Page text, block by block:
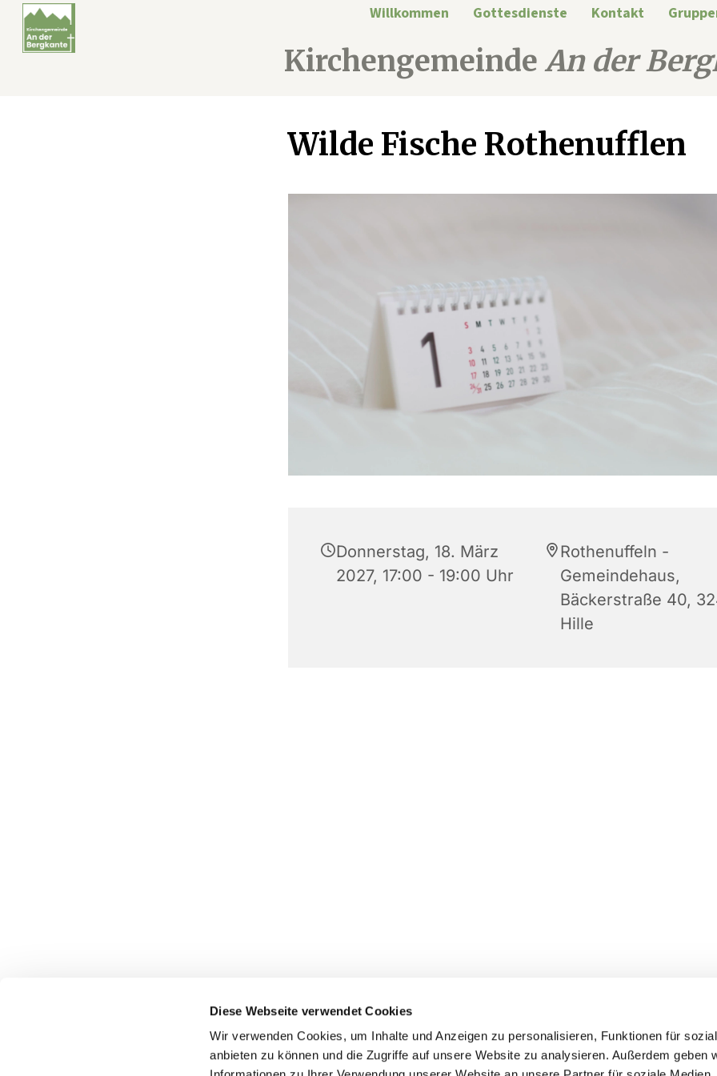
Diese Webseite verwendet Cookies
Wir verwenden Cookies, um Inhalte und Anzeigen zu personalisieren, Funktionen für
anbieten zu können und die Zugriffe auf unsere Website zu analysieren. Außerdem geben
Willkommen Gottesdienste Kontakt
KirchengemeindeAn der
Wilde Fische Rothenufflen
Donnerstag, 18. März
2027, 17:00 - 19:00 Uhr
Rothenuffeln -
Gemeindehaus,
Bäckerstraße 40,
Hille
Startseite Gottesdienste Gemeindebüros Gruppen & Kreise